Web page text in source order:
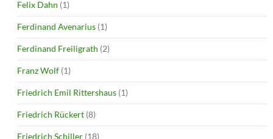
Felix Dahn (1)
Ferdinand Avenarius (1)
Ferdinand Freiligrath (2)
Franz Wolf (1)
Friedrich Emil Rittershaus (1)
Friedrich Rückert (8)
Friedrich Schiller (18)